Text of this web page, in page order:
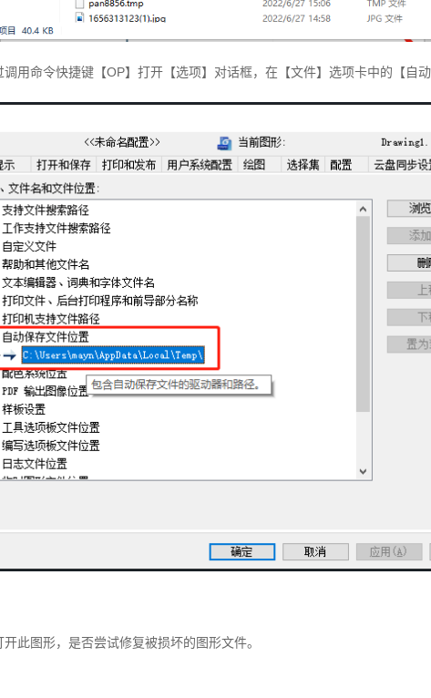
用命令快捷键【OP】打开【选项】对话框，在【文件】选项卡中的【自
此图形，是否尝试修复被损坏的图形文件。